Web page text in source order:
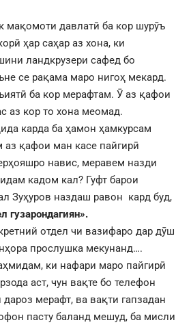
мақомоти давлатӣ ба кор шурӯъ
ҳар саҳар аз хона, ки
ландкрузери сафед бо
се рақама маро нигоҳ мекард.
ба кор мерафтам. Ӯ аз қафои
аз кор то хона меомад.
карда ба ҳамон ҳамкурсам
аз қафои ман касе пайгирӣ
навис, меравем назди
кадом кал? Гуфт барои
Зуҳуров наздаш равон кард буд,
гузарондагиян».
отдел чи вазифаро дар дӯш
прослушка мекунанд….
ки нафари маро пайгирӣ
аст, чун вақте бо телефон
мерафт, ва вақти гапзадан
пасту баланд мешуд, ба мисли